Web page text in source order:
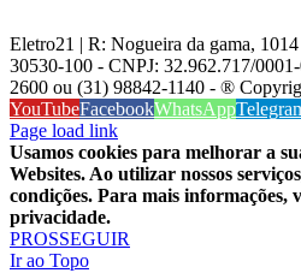
Eletro21 | R: Nogueira da gama,
30530-100 - CNPJ: 32.962.717/
2600 ou (31) 98842-1140 - ®
YouTubeFacebookWhatsApp
Page load link
Usamos cookies para melhorar a
Websites. Ao utilizar nossos
condições. Para mais informações,
privacidade.
PROSSEGUIR
Ir ao Topo